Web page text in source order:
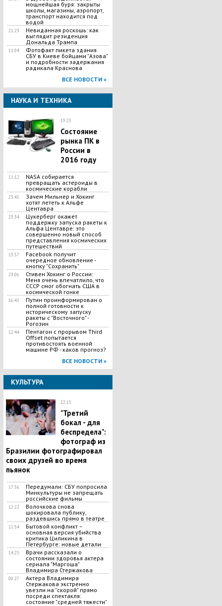
мощнейшая буря: закрыты
школы, магазины, аэропорт,
транспорт находится под
водой
21:23
Невиданная роскошь: как
выглядит резиденция
Дональда Трампа
11:04
Фотофакт пикета здания
СБУ в Киеве бойцами "Азова"
и подробности задержания
радикала Краснова
ВСЕ НОВОСТИ »
НАУКА И ТЕХНИКА
19:25
Состояние
рынка ПК в
России в
2016 году
11:12
NASA собирается
превращать астероиды в
космические корабли
23:45
​Зачем Мильнер и Хокинг
хотят лететь к Альфе
Центавра
23:34
​Цукерберг окажет
поддержку запуска ракеты к
Альфа Центавре: это
совершенно новый способ
представления космических
путешествий
13:57
Facebook получит
очередное обновление -
кнопку "Сохранить"
23:06
Стивен Хокинг о России:
Меня очень впечатлило, что
СССР смог обогнать США в
космической гонке
16:41
Путин проинформирован о
полной готовности к
историческому запуску
ракеты с "Восточного" -
Рогозин
12:44
Пентагон с прорывом Third
Offset попытается
противостоять военной
машине РФ - каков прогноз?
ВСЕ НОВОСТИ »
КУЛЬТУРА
22:15
"Третий
бокал - для
беспредела":
фотограф из
Бразилии фотографировал
своих друзей во время
пьянок
17:56
Передумали: СБУ попросила
Минкультуры не запрещать
российские фильмы
12:22
Волочкова снова
шокировала публику,
раздевшись прямо в театре
11:54
Бытовой конфликт –
основная версия убийства
критика Циликина в
Петербурге: новые детали
14:25
Врачи рассказали о
состоянии здоровья актера
сериала "Маргоша"
Владимира Стержакова
00:27
Актера Владимира
Стержакова экстренно
увезли на "скорой" прямо
посреди спектакля:
состояние "средней тяжести"